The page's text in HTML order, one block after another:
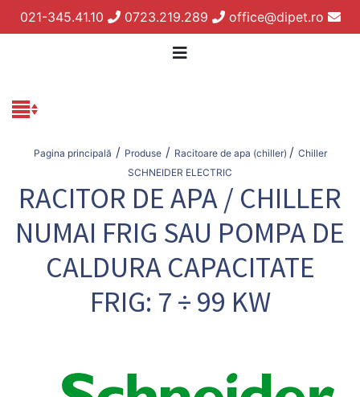
021-345.41.10 0723.219.289 office@dipet.ro
Pagina principală / Produse/ Racitoare de apa (chiller) / Chiller
SCHNEIDER ELECTRIC
RACITOR DE APA / CHILLER
NUMAI FRIG SAU POMPA DE
CALDURA CAPACITATE
FRIG: 7 ÷ 99 KW